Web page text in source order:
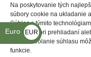
Na poskytovanie tých
súbory cookie na ukladanie
Súhlas s týmito
správanie pri prehliadaní
alebo odvolanie súhlasu
funkcie.
Ochrana
Kde nás nájdete
Euro
EUR
€